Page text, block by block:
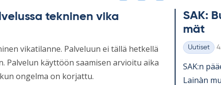
tekninen vika
vikatilanne. Palveluun ei tällä hetkellä
Palvelun käyttöön saamisen arvioitu aika
ongelma on korjattu.
SAK:
mät
Kategoriat
Uutiset
SAK:n
Lainàn